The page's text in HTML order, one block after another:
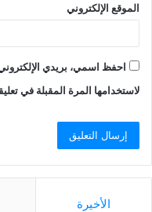
الموقع الإلكتروني
احفظ اسمي، بريدي
لاستخدامها المرة المقبلة في
الأخيرة